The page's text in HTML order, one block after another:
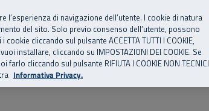
news ed eventi Risorse utili Supporto
di navigazione dell’utente. I cookie di natura
del sito. Solo previo consenso dell’utente, possono
cliccando sul pulsante ACCETTA TUTTI I COOKIE,
installare, cliccando su IMPOSTAZIONI DEI COOKIE. Se
cliccando sul pulsante RIFIUTA I COOKIE NON TECNICI
Informativa Privacy.